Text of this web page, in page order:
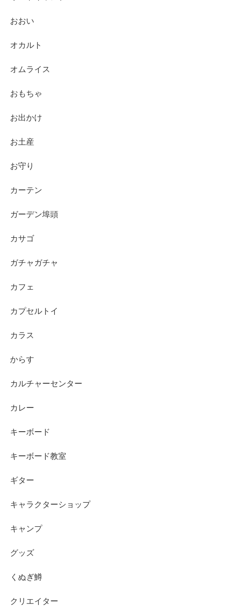
おおい
オカルト
オムライス
おもちゃ
お出かけ
お土産
お守り
カーテン
ガーデン埠頭
カサゴ
ガチャガチャ
カフェ
カプセルトイ
カラス
からす
カルチャーセンター
カレー
キーボード
キーボード教室
ギター
キャラクターショップ
キャンプ
グッズ
くぬぎ鱒
クリエイター